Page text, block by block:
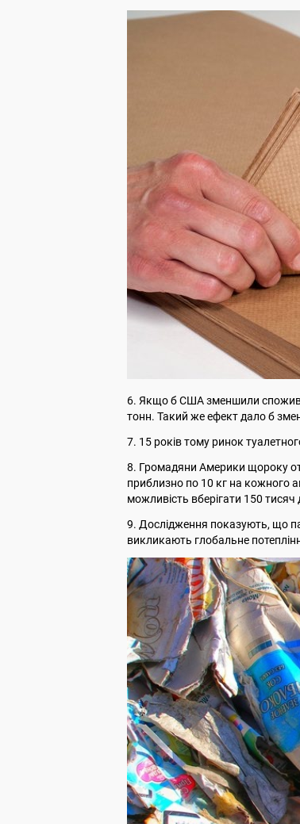
6. Якщо б США зменшили
тонн. Такий же ефект дало б
7. 15 років тому ринок
8. Громадяни Америки щороку
приблизно по 10 кг на кожного
можливість вберігати 150
9. Дослідження показують, що
викликають глобальне